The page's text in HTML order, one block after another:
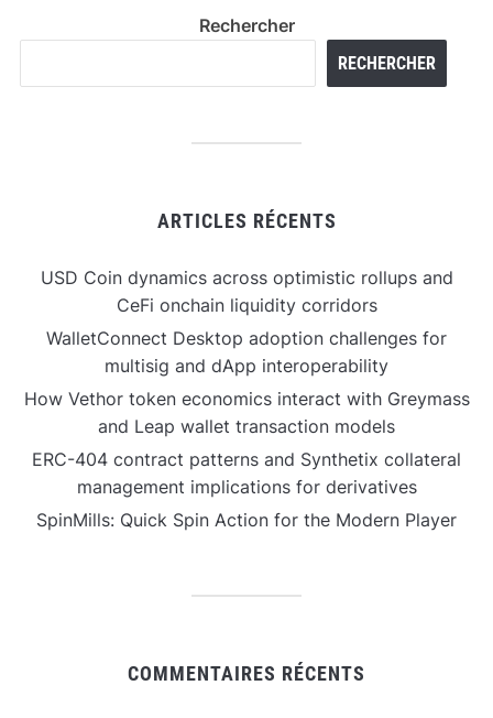
Rechercher
RECHERCHER
ARTICLES RÉCENTS
USD Coin dynamics across optimistic rollups and
CeFi onchain liquidity corridors
WalletConnect Desktop adoption challenges for
multisig and dApp interoperability
How Vethor token economics interact with Greymass
and Leap wallet transaction models
ERC-404 contract patterns and Synthetix collateral
management implications for derivatives
SpinMills: Quick Spin Action for the Modern Player
COMMENTAIRES RÉCENTS